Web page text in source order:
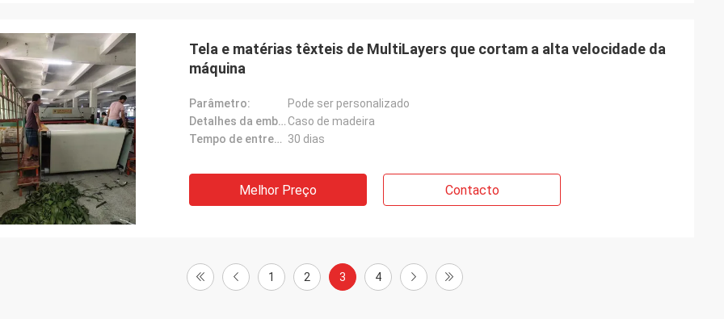
Tela e matérias têxteis de MultiLayers que cortam a alta velocidade da
máquina
Parâmetro:
Pode ser personalizado
Detalhes da embalagem: Caso de madeira
Tempo de entrega: 30 dias
Melhor Preço Contacto
1 2 3 4